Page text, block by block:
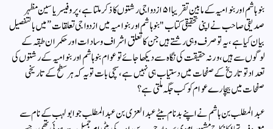
بنو ہاشم اور بنو امیہ کے مابین تقریبا ۵۱ ازدواجی رشتوں کا ذکر ملتا ہے، پروفیسر یاسین مظہر
صدیقی صاحب نے اپنی تحقیقی کتاب "بنو ہاشم اور بنو امیہ میں ازدواجی تعلقات” میں بالتفصیل
بیان کیا ہے، یہ تو صرف وہی رشتے ہیں جن کا تعلق اشراف و سادات اور حکمران طبقہ کے
لوگوں سے ہیں، ورنہ حقیقت کی نگاہ سے دیکھا جائے تو عوام بنو ہاشم اور بنو امیہ کے رشتوں کی
تعداد تو تاریخ کے صفحات میں دستیاب ہی نہیں ہے، سچی بات تو یہ کہ ہر سطح کے تاریخی
صفحات میں بیچارے عوام کو کب جگہ ملتی ہے؟
عبد المطلب بن ہاشم نے اپنے بدنام بیٹے عبد العزی بن عبد المطلب جو ابو لہب کے نام سے